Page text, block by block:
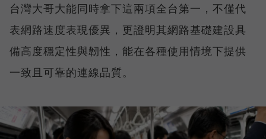
台灣大哥大能同時拿下這兩項全台第一，不僅代
表網路速度表現優異，更證明其網路基礎建設具
備高度穩定性與韌性，能在各種使用情境下提供
一致且可靠的連線品質。